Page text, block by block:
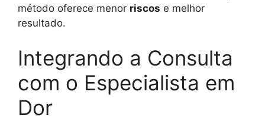
método oferece menor riscos e melhor
resultado.
Integrando a Consulta
com o Especialista em
Dor